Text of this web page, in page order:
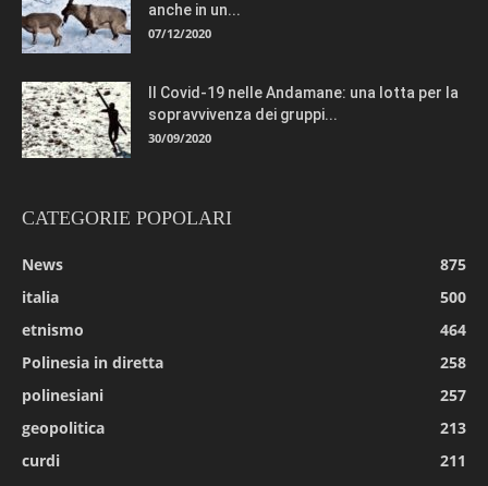
anche in un...
07/12/2020
Il Covid-19 nelle Andamane: una lotta per la
sopravvivenza dei gruppi...
30/09/2020
CATEGORIE POPOLARI
News
875
italia
500
etnismo
464
Polinesia in diretta
258
polinesiani
257
geopolitica
213
curdi
211